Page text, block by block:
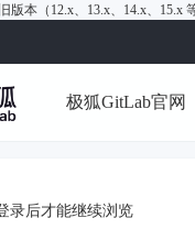
版本（12.x、13.x、14.x、15.x
极狐GitLab官网
录后才能继续浏览